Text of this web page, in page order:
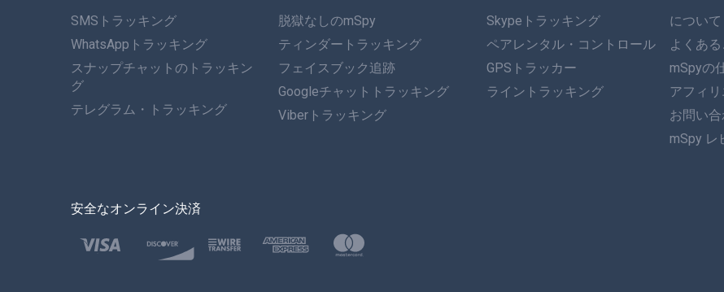
SMSトラッキング
WhatsAppトラッキング
スナップチャットのトラッキン
グ
テレグラム・トラッキング
脱獄なしのmSpy
ティンダートラッキング
フェイスブック追跡
Googleチャットトラッキング
Viberトラッキング
Skypeトラッキング
ペアレンタル・コントロール
GPSトラッカー
ライントラッキング
について
よくあ
mSpyの
アフィ
お問い
mSpy レ
安全なオンライン決済